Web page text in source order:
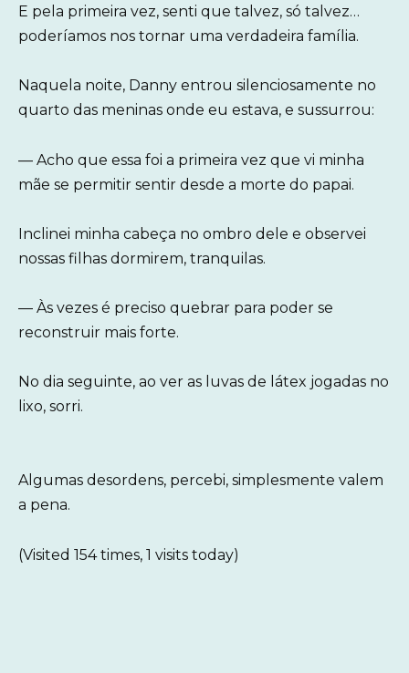
E pela primeira vez, senti que talvez, só talvez…
poderíamos nos tornar uma verdadeira família.
Naquela noite, Danny entrou silenciosamente no
quarto das meninas onde eu estava, e sussurrou:
— Acho que essa foi a primeira vez que vi minha
mãe se permitir sentir desde a morte do papai.
Inclinei minha cabeça no ombro dele e observei
nossas filhas dormirem, tranquilas.
— Às vezes é preciso quebrar para poder se
reconstruir mais forte.
No dia seguinte, ao ver as luvas de látex jogadas no
lixo, sorri.
Algumas desordens, percebi, simplesmente valem
a pena.
(Visited 154 times, 1 visits today)